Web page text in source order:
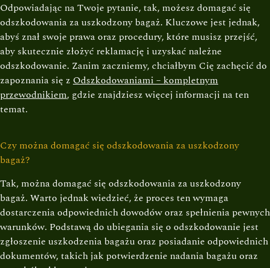
Odpowiadając na Twoje pytanie, tak, możesz domagać się
odszkodowania za uszkodzony bagaż. Kluczowe jest jednak,
abyś znał swoje prawa oraz procedury, które musisz przejść,
aby skutecznie złożyć reklamację i uzyskać należne
odszkodowanie. Zanim zaczniemy, chciałbym Cię zachęcić do
zapoznania się z Odszkodowaniami – kompletnym
przewodnikiem, gdzie znajdziesz więcej informacji na ten
temat.
Czy można domagać się odszkodowania za uszkodzony
bagaż?
Tak, można domagać się odszkodowania za uszkodzony
bagaż. Warto jednak wiedzieć, że proces ten wymaga
dostarczenia odpowiednich dowodów oraz spełnienia pewnych
warunków. Podstawą do ubiegania się o odszkodowanie jest
zgłoszenie uszkodzenia bagażu oraz posiadanie odpowiednich
dokumentów, takich jak potwierdzenie nadania bagażu oraz